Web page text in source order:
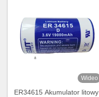
Wideo
ER34615 Akumulator litowy